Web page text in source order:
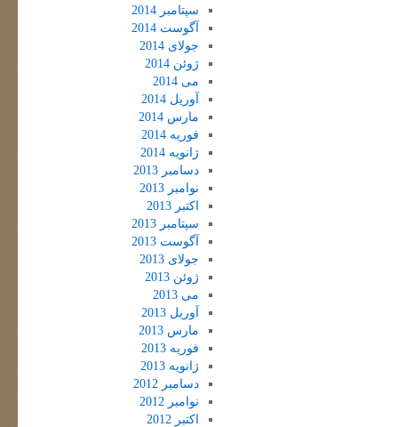
سپتامبر 2014
آگوست 2014
جولای 2014
ژوئن 2014
می 2014
آوریل 2014
مارس 2014
فوریه 2014
ژانویه 2014
دسامبر 2013
نوامبر 2013
اکتبر 2013
سپتامبر 2013
آگوست 2013
جولای 2013
ژوئن 2013
می 2013
آوریل 2013
مارس 2013
فوریه 2013
ژانویه 2013
دسامبر 2012
نوامبر 2012
اکتبر 2012